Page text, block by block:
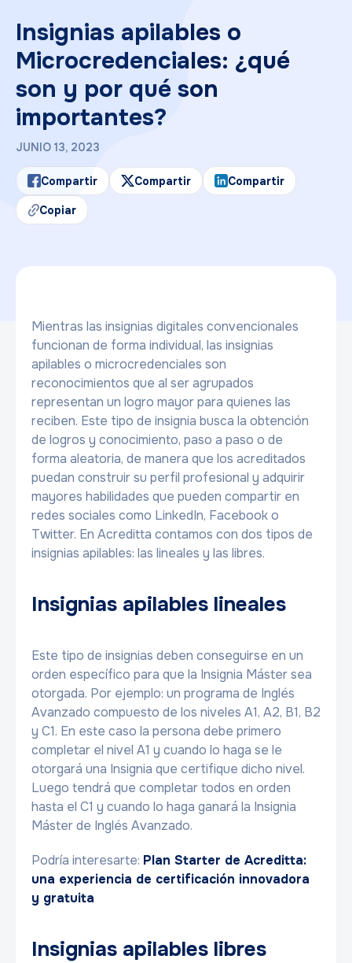
Insignias apilables o
Microcredenciales: ¿qué
son y por qué son
importantes?
JUNIO 13, 2023
Compartir Compartir Compartir
Copiar
Mientras las insignias digitales convencionales
funcionan de forma individual, las insignias
apilables o microcredenciales son
reconocimientos que al ser agrupados
representan un logro mayor para quienes las
reciben. Este tipo de insignia busca la obtención
de logros y conocimiento, paso a paso o de
forma aleatoria, de manera que los acreditados
puedan construir su perfil profesional y adquirir
mayores habilidades que pueden compartir en
redes sociales como LinkedIn, Facebook o
Twitter. En Acreditta contamos con dos tipos de
insignias apilables: las lineales y las libres.
Insignias apilables lineales
Este tipo de insignias deben conseguirse en un
orden específico para que la Insignia Máster sea
otorgada. Por ejemplo: un programa de Inglés
Avanzado compuesto de los niveles A1, A2, B1, B2
y C1. En este caso la persona debe primero
completar el nivel A1 y cuando lo haga se le
otorgará una Insignia que certifique dicho nivel.
Luego tendrá que completar todos en orden
hasta el C1 y cuando lo haga ganará la Insignia
Máster de Inglés Avanzado.
Podría interesarte: Plan Starter de Acreditta:
una experiencia de certificación innovadora
y gratuita
Insignias apilables libres